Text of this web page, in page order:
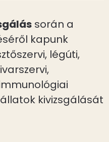
során a
kapunk
légúti,
kivizsgálását